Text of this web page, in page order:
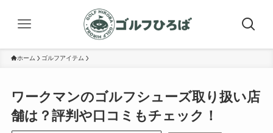
ホーム ゴルフアイテム
ワークマンのゴルフシューズ取り扱い店
舗は？評判や口コミもチェック！